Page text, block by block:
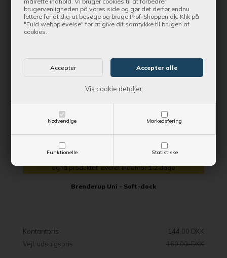
brugervenligheden på vores side og gør det derfor endnu
lettere for at dig at besøge og bruge Prof-Shoppen.dk. Klik på
"Fuld weboplevelse" for at give dit samtykke til brugen af
cookies.
Nødvendige Markedsføring
Funktionelle Statistiske
Vis cookie detaljer
SPAR 16,00 DKK
og få produktet leveret indenfor 1-2 dage
Brenderup Uni - Soft-dock
Kontantpris
144,00 DKK
Vejl. udsalgspris
160,00 DKK